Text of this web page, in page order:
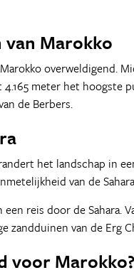
van Marokko
overweldigend.
4.165 meter het
de Berbers.
het landschap in
van de
een reis door de Sahara.
zandduinen van de Erg
voor Marokko?